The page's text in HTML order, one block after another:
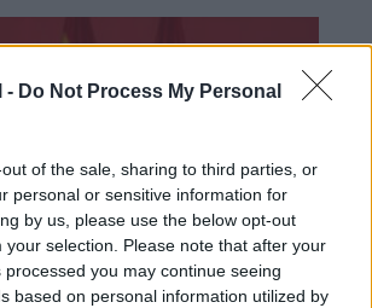
- Do Not Process My Personal
of the sale, sharing to third parties, or
personal or sensitive information for
by us, please use the below opt-out
your selection. Please note that after your
you may continue seeing
based on personal information utilized by